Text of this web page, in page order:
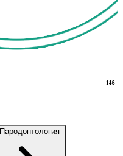
Пародонтология
16
148